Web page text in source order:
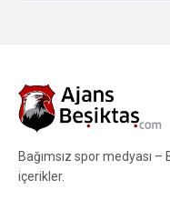
Bağımsız spor medyası
içerikler.